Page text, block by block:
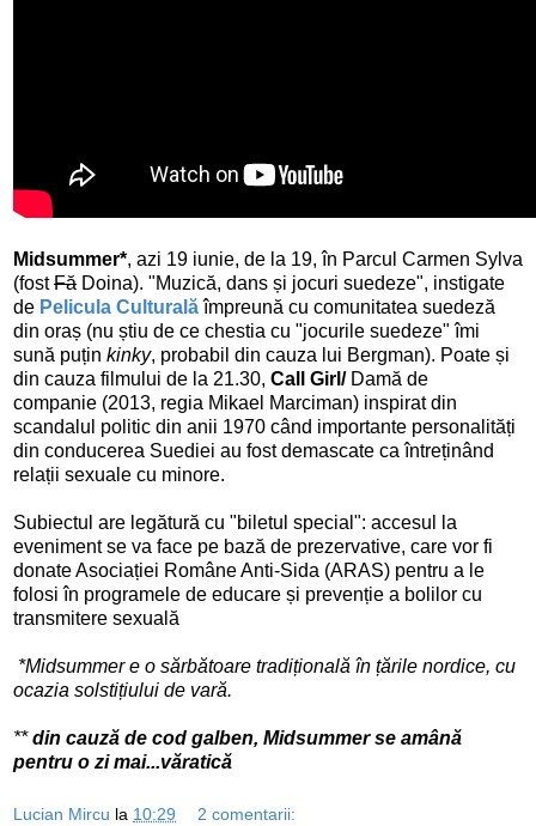
Midsummer*, azi 19 iunie, de la 19, în Parcul Carmen Sylva
(fostFă Doina). "Muzică, dans și jocuri suedeze", instigate
de Pelicula Culturalăîmpreună cu comunitatea suedeză
din oraș (nu știu de ce chestia cu "jocurile suedeze" îmi
sună puțin kinky, probabil din cauza lui Bergman). Poate și
din cauza filmului de la 21.30, Call Girl/ Damă de
companie (2013, regia Mikael Marciman) inspirat din
scandalul politic din anii 1970 când importante personalități
din conducerea Suediei au fost demascate ca întreținând
relații sexuale cu minore.
Subiectul are legătură cu "biletul special": accesul la
eveniment se va face pe bază de prezervative, care vor fi
donate Asociației Române Anti-Sida (ARAS) pentru a le
folosi în programele de educare și prevenție a bolilor cu
transmitere sexuală
*Midsummer e o sărbătoare tradițională în țările nordice, cu
ocazia solstițiului de vară.
**din cauză de cod galben, Midsummer se amână
pentru o zi mai...văratică
Lucian Mircu la 10:29 2 comentarii: